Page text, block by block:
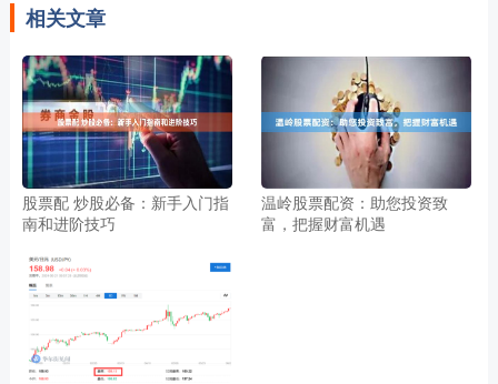
相关文章
股票配 炒股必备：新手入门指
南和进阶技巧
温岭股票配资：助您投资致
富，把握财富机遇